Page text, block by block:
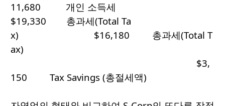
11,680 개인 소득세
$19,330 총과세(Total Ta
x) $16,180 총과세(Total T
ax)
$3,
150 Tax Savings (총절세액)